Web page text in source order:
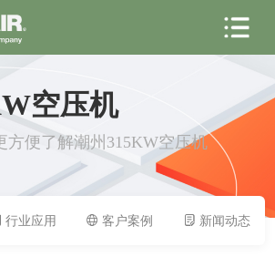
空压机
方便了解潮州315KW空压机
行业应用 客户案例 新闻动态